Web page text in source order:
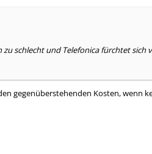
zu schlecht und Telefonica fürchtet
gegenüberstehenden Kosten, wenn